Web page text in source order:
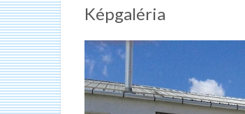
Képgaléria